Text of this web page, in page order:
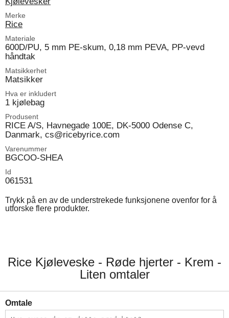
Merke
Rice
Materiale
600D/PU, 5 mm PE-skum, 0,18 mm PEVA, PP-vevd
håndtak
Matsikkerhet
Matsikker
Hva er inkludert
1 kjølebag
Produsent
RICE A/S, Havnegade 100E, DK-5000 Odense C,
Danmark, cs@ricebyrice.com
Varenummer
BGCOO-SHEA
Id
061531
Trykk på en av de understrekede funksjonene ovenfor for å
utforske flere produkter.
Rice Kjøleveske - Røde hjerter - Krem -
Liten omtaler
Omtale